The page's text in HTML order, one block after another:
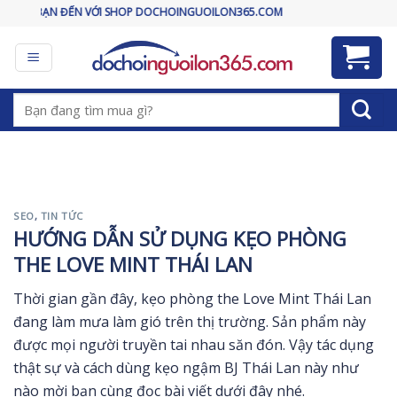
content
ĐẾN VỚI SHOP DOCHOINGUOILON365.COM
Tìm
kiếm:
SEO, TIN TỨC
HƯỚNG DẪN SỬ DỤNG KẸO PHÒNG
THE LOVE MINT THÁI LAN
Thời gian gần đây, kẹo phòng the Love Mint Thái Lan
đang làm mưa làm gió trên thị trường. Sản phẩm này
được mọi người truyền tai nhau săn đón. Vậy tác dụng
thật sự và cách dùng kẹo ngậm BJ Thái Lan này như
nào mời bạn cùng đọc bài viết dưới đây nhé.